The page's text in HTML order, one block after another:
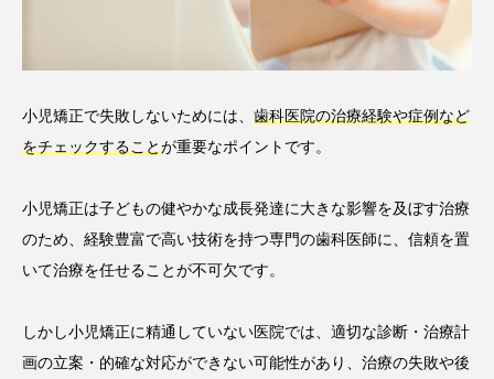
小児矯正で失敗しないためには、 歯科医院の治療経験や症例など
をチェックすること が重要なポイントです。
小児矯正は子どもの健やかな成長発達に大きな影響を及ぼす治療
のため、経験豊富で高い技術を持つ専門の歯科医師に、信頼を置
いて治療を任せることが不可欠です。
しかし小児矯正に精通していない医院では、適切な診断・治療計
画の立案・的確な対応ができない可能性があり、治療の失敗や後